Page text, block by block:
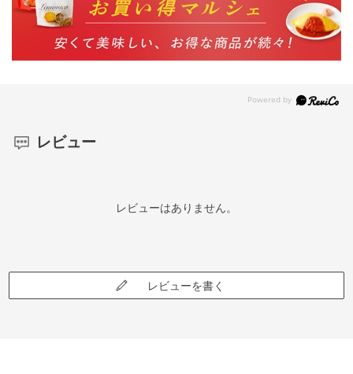
レビュー
レビューはありません。
レビューを書く